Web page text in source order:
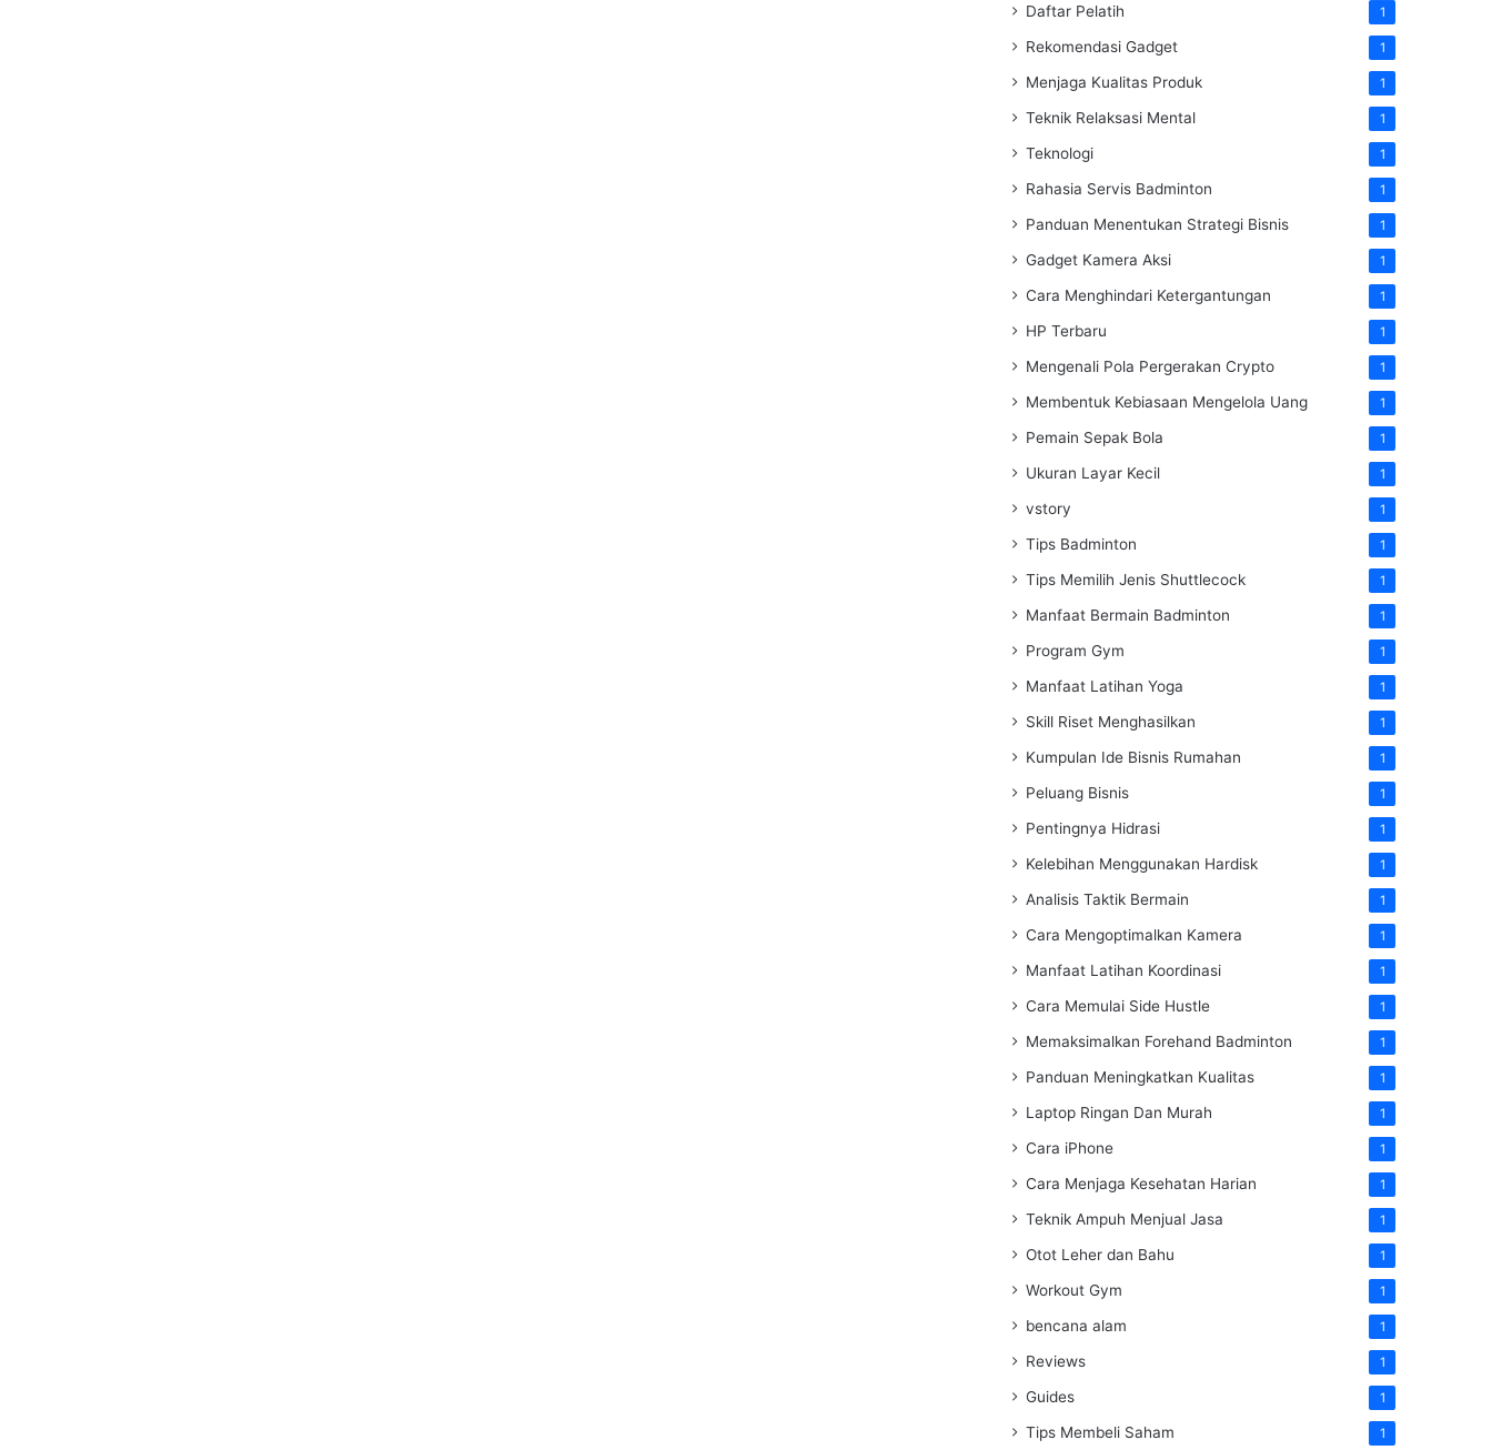
Daftar Pelatih 1
Rekomendasi Gadget 1
Menjaga Kualitas Produk 1
Teknik Relaksasi Mental 1
Teknologi 1
Rahasia Servis Badminton 1
Panduan Menentukan Strategi Bisnis 1
Gadget Kamera Aksi 1
Cara Menghindari Ketergantungan 1
HP Terbaru 1
Mengenali Pola Pergerakan Crypto 1
Membentuk Kebiasaan Mengelola Uang 1
Pemain Sepak Bola 1
Ukuran Layar Kecil 1
vstory 1
Tips Badminton 1
Tips Memilih Jenis Shuttlecock 1
Manfaat Bermain Badminton 1
Program Gym 1
Manfaat Latihan Yoga 1
Skill Riset Menghasilkan 1
Kumpulan Ide Bisnis Rumahan 1
Peluang Bisnis 1
Pentingnya Hidrasi 1
Kelebihan Menggunakan Hardisk 1
Analisis Taktik Bermain 1
Cara Mengoptimalkan Kamera 1
Manfaat Latihan Koordinasi 1
Cara Memulai Side Hustle 1
Memaksimalkan Forehand Badminton 1
Panduan Meningkatkan Kualitas 1
Laptop Ringan Dan Murah 1
Cara iPhone 1
Cara Menjaga Kesehatan Harian 1
Teknik Ampuh Menjual Jasa 1
Otot Leher dan Bahu 1
Workout Gym 1
bencana alam 1
Reviews 1
Guides 1
Tips Membeli Saham 1